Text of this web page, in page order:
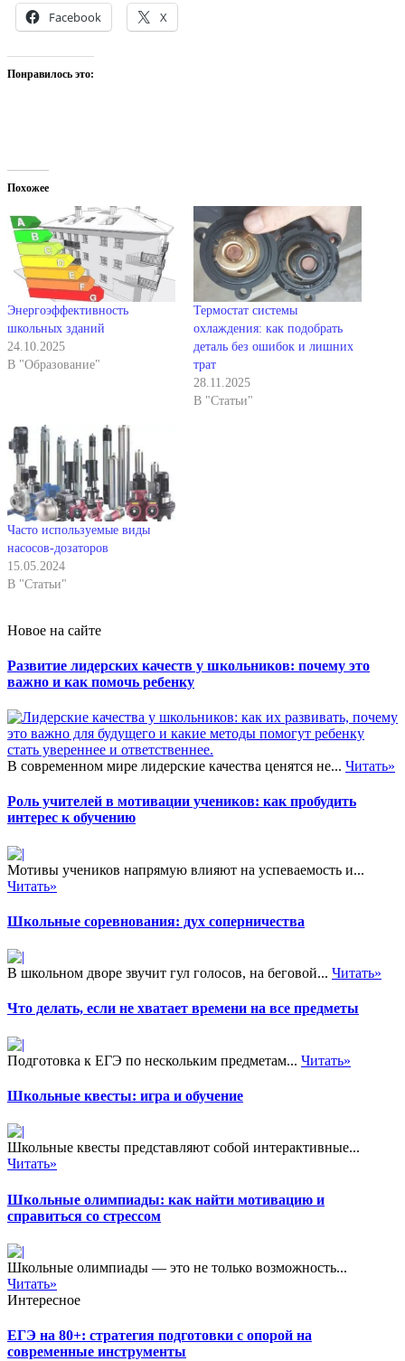
Facebook X
Понравилось это:
Похожее
Энергоэффективность
школьных зданий
24.10.2025
В "Образование"
Термостат системы
охлаждения: как подобрать
деталь без ошибок и лишних
трат
28.11.2025
В "Статьи"
Часто используемые виды
насосов-дозаторов
15.05.2024
В "Статьи"
Новое на сайте
Развитие лидерских качеств у школьников: почему это
важно и как помочь ребенку
В современном мире лидерские качества ценятся не... Читать»
Роль учителей в мотивации учеников: как пробудить
интерес к обучению
Мотивы учеников напрямую влияют на успеваемость и...
Читать»
Школьные соревнования: дух соперничества
В школьном дворе звучит гул голосов, на беговой... Читать»
Что делать, если не хватает времени на все предметы
Подготовка к ЕГЭ по нескольким предметам... Читать»
Школьные квесты: игра и обучение
Школьные квесты представляют собой интерактивные...
Читать»
Школьные олимпиады: как найти мотивацию и
справиться со стрессом
Школьные олимпиады — это не только возможность...
Читать»
Интересное
ЕГЭ на 80+: стратегия подготовки с опорой на
современные инструменты